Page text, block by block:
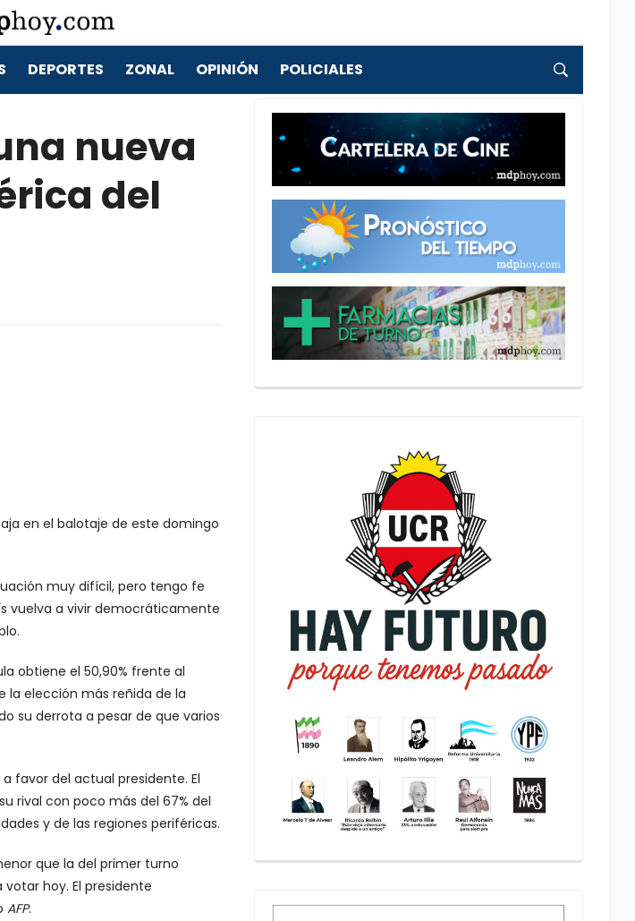
DEPORTES ZONAL OPINIÓN
POLICIALES
nueva
del
en el balotaje de este domingo
muy difícil, pero tengo fe
vuelva a vivir democráticamente
obtiene el 50,90% frente al
la elección más reñida de la
su derrota a pesar de que varios
favor del actual presidente. El
rival con poco más del 67% del
y de las regiones periféricas.
que la del primer turno
votar hoy. El presidente
AFP.